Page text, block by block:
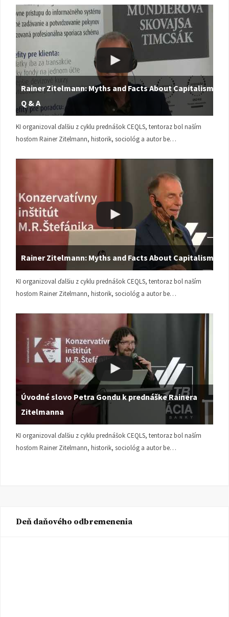
Rainer Zitelmann: Myths and Facts About Capitalism |
Q & A
KI organizoval ďalšiu z cyklu prednášok CEQLS, tentoraz bol naším
hosťom Rainer Zitelmann, historik, sociológ a autor be…
Rainer Zitelmann: Myths and Facts About Capitalism
KI organizoval ďalšiu z cyklu prednášok CEQLS, tentoraz bol naším
hosťom Rainer Zitelmann, historik, sociológ a autor be…
Úvodné slovo Petra Gondu k prednáške Rainera
Zitelmanna
KI organizoval ďalšiu z cyklu prednášok CEQLS, tentoraz bol naším
hosťom Rainer Zitelmann, historik, sociológ a autor be…
Deň daňového odbremenenia